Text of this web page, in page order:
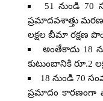
51 నుండి 70
ప్రమాదవశాత్తు
లక్షల బీమా రక్షణ
అంతేకాదు 18
కుటుంబానికి రూ.2
18 నుండి 70
ప్రమాదం కారణంగా